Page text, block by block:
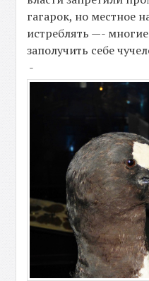
гагарок, но местное
истреблять —-
заполучить себе
-